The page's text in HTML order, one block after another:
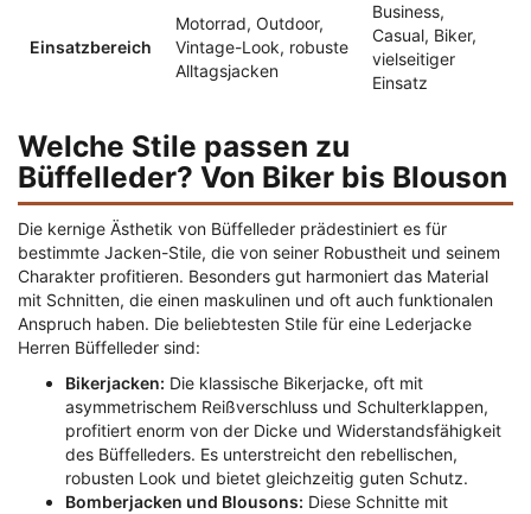
Einsatzbereich
Motorrad, Outdoor,
Vintage-Look, robuste
Alltagsjacken
Business,
Casual, Biker,
vielseitiger
Einsatz
Welche Stile passen zu
Büffelleder? Von Biker bis Blouson
Die kernige Ästhetik von Büffelleder prädestiniert es für
bestimmte Jacken-Stile, die von seiner Robustheit und seinem
Charakter profitieren. Besonders gut harmoniert das Material
mit Schnitten, die einen maskulinen und oft auch funktionalen
Anspruch haben. Die beliebtesten Stile für eine Lederjacke
Herren Büffelleder sind:
Bikerjacken: Die klassische Bikerjacke, oft mit
asymmetrischem Reißverschluss und Schulterklappen,
profitiert enorm von der Dicke und Widerstandsfähigkeit
des Büffelleders. Es unterstreicht den rebellischen,
robusten Look und bietet gleichzeitig guten Schutz.
Bomberjacken und Blousons: Diese Schnitte mit